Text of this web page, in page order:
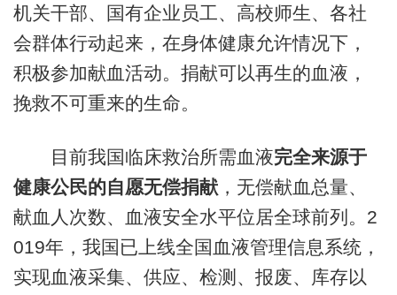
机关干部、国有企业员工、高校师生、各社
会群体行动起来，在身体健康允许情况下，
积极参加献血活动。捐献可以再生的血液，
挽救不可重来的生命。
目前我国临床救治所需血液完全来源于
健康公民的自愿无偿捐献，无偿献血总量、
献血人次数、血液安全水平位居全球前列。2
019年，我国已上线全国血液管理信息系统，
实现血液采集、供应、检测、报废、库存以